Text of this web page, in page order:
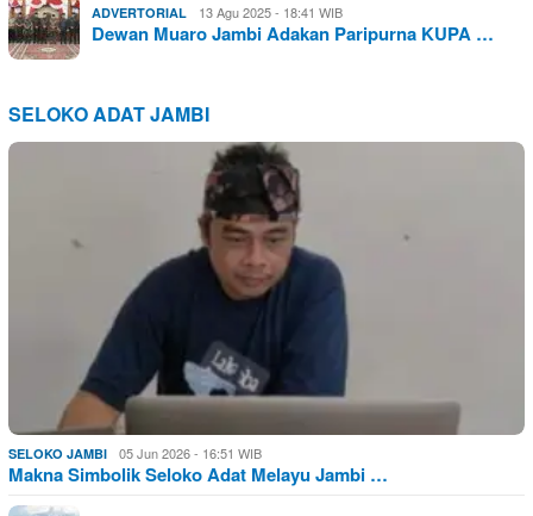
ADVERTORIAL 13 Agu 2025 - 18:41 WIB
Dewan Muaro Jambi Adakan Paripurna KUPA …
SELOKO ADAT JAMBI
SELOKO JAMBI 05 Jun 2026 - 16:51 WIB
Makna Simbolik Seloko Adat Melayu Jambi …